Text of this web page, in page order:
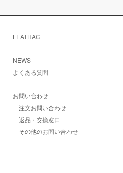
LEATHAC
NEWS
よくある質問
お問い合わせ
注文お問い合わせ
返品・交換窓口
その他のお問い合わせ